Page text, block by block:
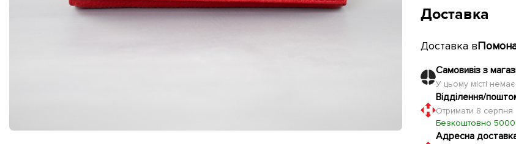
Доставка
Доставка в
Самовивіз з
У цьому місті
Відділення/
Отримати 8 серпня
Безкоштовно
Адресна